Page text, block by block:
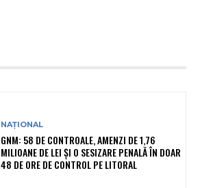
NAȚIONAL
GNM: 58 DE CONTROALE, AMENZI DE 1,76
MILIOANE DE LEI ȘI O SESIZARE PENALĂ ÎN DOAR
48 DE ORE DE CONTROL PE LITORAL